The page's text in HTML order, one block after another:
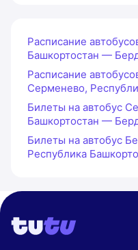
Расписание
Башкортостан —
Расписание
Серменево,
Билеты на автобус
Башкортостан —
Билеты на автобус
Республика